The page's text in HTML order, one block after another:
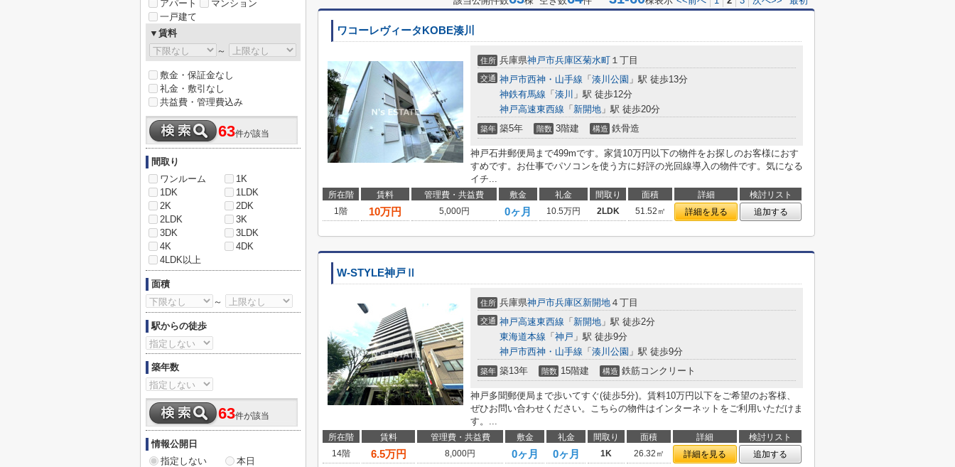
ワコーレヴィータKOBE湊川
住所 兵庫県神戸市兵庫区菊水町 １丁目
交通 神戸市西神・山手線 「 湊川公園 」駅 徒歩13分
神鉄有馬線 「 湊川 」駅 徒歩12分
神戸高速東西線 「 新開地 」駅 徒歩20分
築年 築5年 階数 3階建 構造 鉄骨造
神戸石井郵便局まで499mです。家賃10万円以下の物件をお探しのお客様におす
すめです。お仕事でパソコンを使う方に好評の光回線導入の物件です。気になる
イチ...
所在階 賃料 管理費・共益費 敷金 礼金 間取り 面積 詳細
検討リスト
1階
10万円 5,000円 0ヶ月 10.5万円 2LDK 51.52㎡ 詳細を見る 追加する
W-STYLE神戸Ⅱ
住所 兵庫県神戸市兵庫区新開地 ４丁目
交通 神戸高速東西線 「 新開地 」駅 徒歩2分
東海道本線 「 神戸 」駅 徒歩9分
神戸市西神・山手線 「 湊川公園 」駅 徒歩9分
築年 築13年 階数 15階建 構造 鉄筋コンクリート
神戸多聞郵便局まで歩いてすぐ(徒歩5分)。賃料10万円以下をご希望のお客様、
ぜひお問い合わせください。こちらの物件はインターネットをご利用いただけま
す。...
所在階 賃料 管理費・共益費 敷金 礼金 間取り 面積 詳細
検討リスト
14階
6.5万円 8,000円 0ヶ月 0ヶ月 1K 26.32㎡ 詳細を見る 追加する
アパート
マンション
一戸建て
▼賃料
～
敷金・保証金なし
礼金・敷引なし
共益費・管理費込み
63件が該当
間取り
ワンルーム
1K
1DK
1LDK
2K
2DK
2LDK
3K
3DK
3LDK
4K
4DK
4LDK以上
面積
～
駅からの徒歩
築年数
63件が該当
情報公開日
指定しない
本日